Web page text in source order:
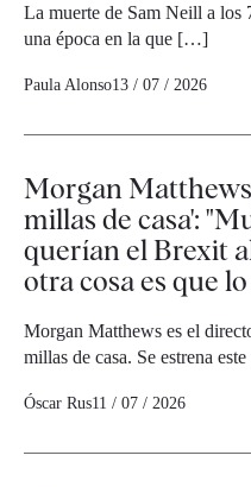
La muerte de Sam Neill a los
una época en la que […]
Paula Alonso13 / 07 / 2026
Morgan
millas de casa':
querían el Brexit
otra cosa es que
Morgan Matthews es el
millas de casa. Se estrena
Óscar Rus11 / 07 / 2026